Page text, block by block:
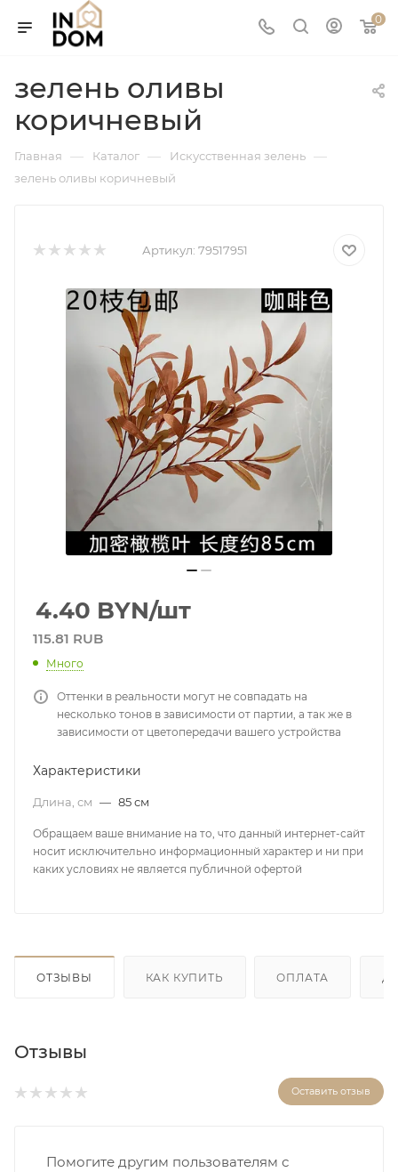
0
зелень оливы
коричневый
Главная — Каталог — Искусственная зелень —
зелень оливы коричневый
Артикул: 79517951
4.40 BYN/шт
115.81 RUB
Много
Оттенки в реальности могут не совпадать на
несколько тонов в зависимости от партии, а так же в
зависимости от цветопередачи вашего устройства
Характеристики
Длина, см — 85 см
Обращаем ваше внимание на то, что данный интернет-сайт
носит исключительно информационный характер и ни при
каких условиях не является публичной офертой
ОТЗЫВЫ КАК КУПИТЬ ОПЛАТА
Отзывы
Оставить отзыв
Помогите другим пользователям с